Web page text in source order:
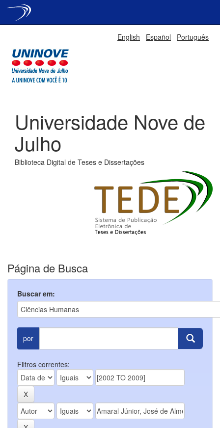
English Español Português
Universidade Nove de
Julho
Biblioteca Digital de Teses e Dissertações
Página de Busca
Buscar em:
por
Filtros correntes: